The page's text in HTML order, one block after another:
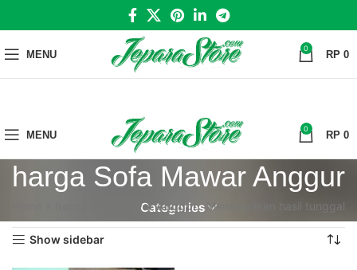
MENU 0 RP 0
MENU 0 RP 0
harga Sofa Mawar Anggur
Categories
harga Sofa Mawar Anggur Menampilkan hasil tunggal
Show sidebar